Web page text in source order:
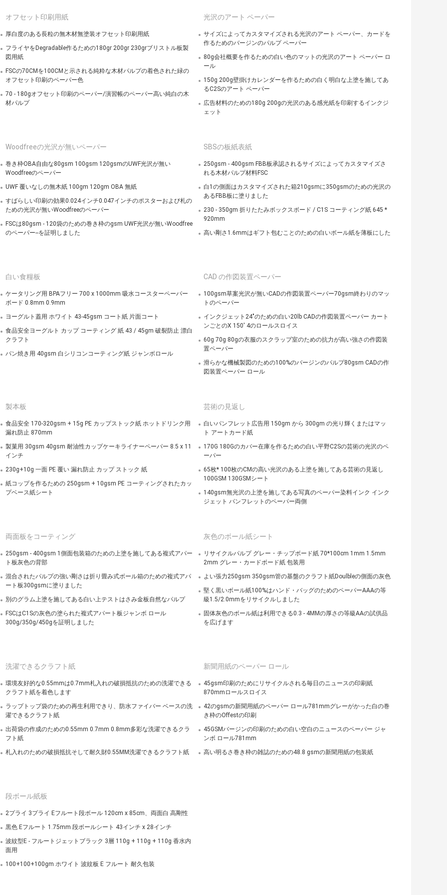
オフセット印刷用紙
厚白度のある長粒の無木材無塗装オフセット印刷用紙
フライヤをDegradable作るための180gr 200gr 230grブリストル板製
図用紙
FSCの70CMを100CMと示される純粋な木材パルプの着色された緑の
オフセット印刷のペーパー色
70 - 180gオフセット印刷のペーパー/演習帳のペーパー高い純白の木
材パルプ
光沢のアート ペーパー
サイズによってカスタマイズされる光沢のアート ペーパー、カードを
作るためのバージンのパルプ ペーパー
80g会社概要を作るための白い色のマットの光沢のアート ペーパー ロ
ール
150g 200g壁掛けカレンダーを作るための白く明白な上塗を施してあ
るC2Sのアート ペーパー
広告材料のための180g 200gの光沢のある感光紙を印刷するインクジ
ェット
Woodfreeの光沢が無いペーパー
巻き枠OBA自由な80gsm 100gsm 120gsmのUWF光沢が無い
Woodfreeのペーパー
UWF 覆いなしの無木紙 100gm 120gm OBA 無紙
すばらしい印刷の効果0.024インチ0.047インチのポスターおよび札の
ための光沢が無いWoodfreeのペーパー
FSCは80gsm - 120袋のための巻き枠のgsm UWF光沢が無いWoodfree
のペーパー--を証明しました
SBSの板紙表紙
250gsm - 400gsm FBB板承認されるサイズによってカスタマイズさ
れる木材パルプ材料FSC
白1の側面はカスタマイズされた箱210gsmに350gsmのための光沢の
あるFBB板に塗りました
230 - 350gm 折りたたみボックスボード / C1S コーティング紙 645 *
920mm
高い剛さ1.6mmはギフト包むことのための白いボール紙を薄板にした
白い食糧板
ケータリング用 BPAフリー 700 x 1000mm 吸水コースターペーパー
ボード 0.8mm 0.9mm
ヨーグルト蓋用 ホワイト 43-45gsm コート紙 片面コート
食品安全ヨーグルト カップ コーティング 紙 43 / 45gm 破裂防止 漂白
クラフト
パン焼き用 40gsm 白シリコンコーティング紙 ジャンボロール
CAD の作図装置ペーパー
100gsm草案光沢が無いCADの作図装置ペーパー70gsm終わりのマッ
トのペーパー
インクジェット24"のための白い20lb CADの作図装置ペーパー カート
ンごとのX 150' 4のロールスロイス
60g 70g 80gの衣服のスクラップ室のための抗力が高い強さの作図装
置ペーパー
滑らかな機械製図のための100%のバージンのパルプ80gsm CADの作
図装置ペーパー ロール
製本板
食品安全 170-320gsm + 15g PE カップストック紙 ホットドリンク用
漏れ防止 870mm
製菓用 30gsm 40gsm 耐油性カップケーキライナーペーパー 8.5 x 11
インチ
230g+10g 一面 PE 覆い 漏れ防止 カップ ストック 紙
紙コップを作るための 250gsm + 10gsm PE コーティングされたカッ
プベース紙シート
芸術の見返し
白いパンフレット広告用 150gm から 300gm の光り輝くまたはマッ
ト アートカード紙
170G 180Gのカバー在庫を作るための白い平野C2Sの芸術の光沢のペ
ーパー
65枚* 100枚のCMの高い光沢のある上塗を施してある芸術の見返し
100GSM 130GSMシート
140gsm無光沢の上塗を施してある写真のペーパー染料インク インク
ジェット パンフレットのペーパー両側
両面板をコーティング
250gsm - 400gsm 1側面包装箱のための上塗を施してある複式アパー
ト板灰色の背部
混合されたパルプの強い剛さは折り畳み式ボール箱のための複式アパ
ート板300gsmに塗りました
別のグラム上塗を施してある白い上テストはさみ金板自然なパルプ
FSCはC1Sの灰色の塗られた複式アパート板ジャンボ ロール
300g/350g/450gを証明しました
灰色のボール紙シート
リサイクルパルプ グレー・チップボード紙 70*100cm 1mm 1.5mm
2mm グレー・カードボード紙 包装用
よい張力250gsm 350gsm管の基盤のクラフト紙Doulbleの側面の灰色
堅く黒いボール紙100%はハンド・バッグのためのペーパーAAAの等
級1.5/2.0mmをリサイクルしました
固体灰色のボール紙は利用できる0.3 - 4MMの厚さの等級AAの試供品
を広げます
洗濯できるクラフト紙
環境友好的な0.55mmは0.7mm札入れの破損抵抗のための洗濯できる
クラフト紙を着色します
ラップトップ袋のための再生利用できり、防水ファイバー ベースの洗
濯できるクラフト紙
出荷袋の作成のための0.55mm 0.7mm 0.8mm多彩な洗濯できるクラ
フト紙
札入れのための破損抵抗そして耐久財0.55MM洗濯できるクラフト紙
新聞用紙のペーパー ロール
45gsm印刷のためにリサイクルされる毎日のニュースの印刷紙
870mmロールスロイス
42のgsmの新聞用紙のペーパー ロール781mmグレーがかった白の巻
き枠のOffestの印刷
45GSMバージンの印刷のための白い空白のニュースのペーパー ジャ
ンボ ロール781mm
高い明るさ巻き枠の雑誌のための48.8 gsmの新聞用紙の包装紙
段ボール紙板
2プライ 3プライ Eフルート段ボール 120cm x 85cm、両面白 高剛性
黒色 Eフルート 1.75mm 段ボールシート 43インチ x 28インチ
波紋型E - フルートジェットブラック 3層 110g + 110g + 110g 香水内
面用
100+100+100gm ホワイト 波紋板 E フルート 耐久包装